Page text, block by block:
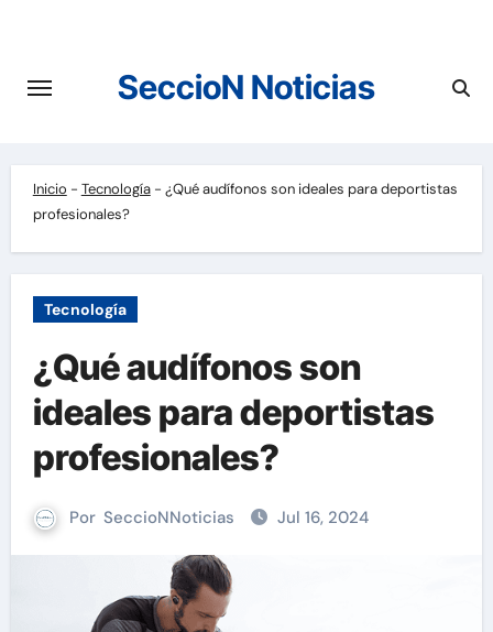
contenido
SeccioN Noticias
Inicio - Tecnología- ¿Qué audífonos son ideales para deportistas
profesionales?
Tecnología
¿Qué audífonos son
ideales para deportistas
profesionales?
Por SeccioNNoticias Jul 16, 2024